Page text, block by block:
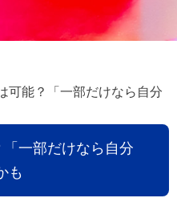
可能？「一部だけなら自分
一部だけなら自分
も